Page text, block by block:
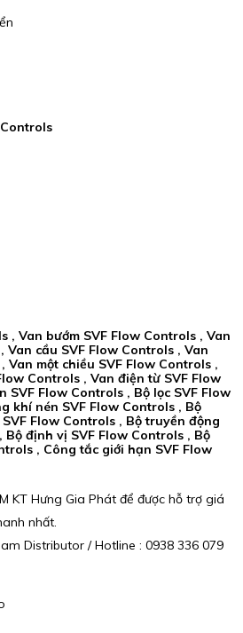
, Van bướm SVF Flow Controls , Van
Van cầu SVF Flow Controls , Van
Van một chiều SVF Flow Controls ,
Controls , Van điện từ SVF Flow
SVF Flow Controls , Bộ lọc SVF Flow
khí nén SVF Flow Controls , Bộ
Flow Controls , Bộ truyền động
Bộ định vị SVF Flow Controls , Bộ
, Công tắc giới hạn SVF Flow
KT Hưng Gia Phát để được hỗ trợ giá
nhất.
Distributor / Hotline : 0938 336 079